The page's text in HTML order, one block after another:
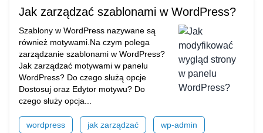
Jak zarządzać szablonami w WordPress?
Szablony w WordPress nazywane są
również motywami.Na czym polega
zarządzanie szablonami w WordPress?
Jak zarządzać motywami w panelu
WordPress? Do czego służą opcje
Dostosuj oraz Edytor motywu? Do
czego służy opcja...
wordpress jak zarządzać wp-admin